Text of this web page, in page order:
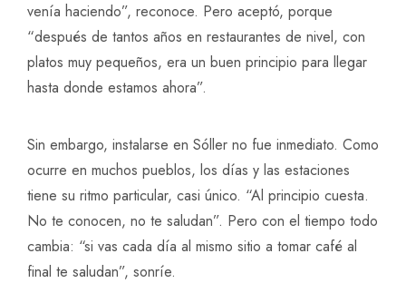
venía haciendo”, reconoce. Pero aceptó, porque
“después de tantos años en restaurantes de nivel, con
platos muy pequeños, era un buen principio para llegar
hasta donde estamos ahora”.
Sin embargo, instalarse en Sóller no fue inmediato. Como
ocurre en muchos pueblos, los días y las estaciones
tiene su ritmo particular, casi único. “Al principio cuesta.
No te conocen, no te saludan”. Pero con el tiempo todo
cambia: “si vas cada día al mismo sitio a tomar café al
final te saludan”, sonríe.